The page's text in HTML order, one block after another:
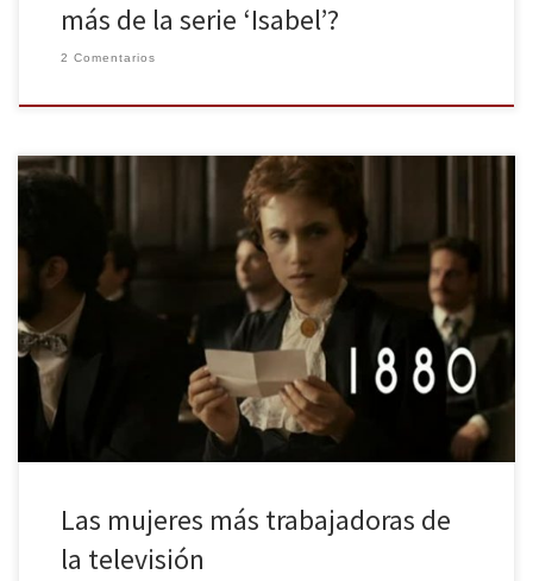
más de la serie ‘Isabel’?
2 Comentarios
Se acerca el día de la mujer trabajadora, queridos huelleros, y
afortunadamente han cambiado mucho las cosas en cuanto a la
visibilidad de la mujer en la televisión. Ya no es noticia, como le
ocurre a la protagonista de la recién estrenada El Ministerio Del
Tiempo (magnífica Aurea Garrido), que […]
Las mujeres más trabajadoras de
la televisión